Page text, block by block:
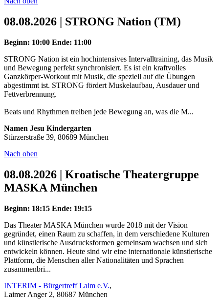
08.08.2026 | STRONG Nation (TM)
Beginn: 10:00 Ende: 11:00
STRONG Nation ist ein hochintensives Intervalltraining, das Musik
und Bewegung perfekt synchronisiert. Es ist ein kraftvolles
Ganzkörper-Workout mit Musik, die speziell auf die Übungen
abgestimmt ist. STRONG fördert Muskelaufbau, Ausdauer und
Fettverbrennung.
Beats und Rhythmen treiben jede Bewegung an, was die M...
Namen Jesu Kindergarten
Stürzerstraße 39, 80689 München
Nach oben
08.08.2026 | Kroatische Theatergruppe
MASKA München
Beginn: 18:15 Ende: 19:15
Das Theater MASKA München wurde 2018 mit der Vision
gegründet, einen Raum zu schaffen, in dem verschiedene Kulturen
und künstlerische Ausdrucksformen gemeinsam wachsen und sich
entwickeln können. Heute sind wir eine internationale künstlerische
Plattform, die Menschen aller Nationalitäten und Sprachen
zusammenbri...
INTERIM - Bürgertreff Laim e.V.,
Laimer Anger 2, 80687 München